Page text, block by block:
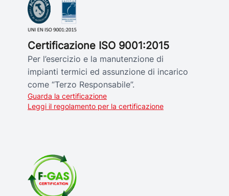
Certificazione ISO 9001:2015
Per l’esercizio e la manutenzione di
impianti termici ed assunzione di incarico
come “Terzo Responsabile”.
Guarda la certificazione
Leggi il regolamento per la certificazione